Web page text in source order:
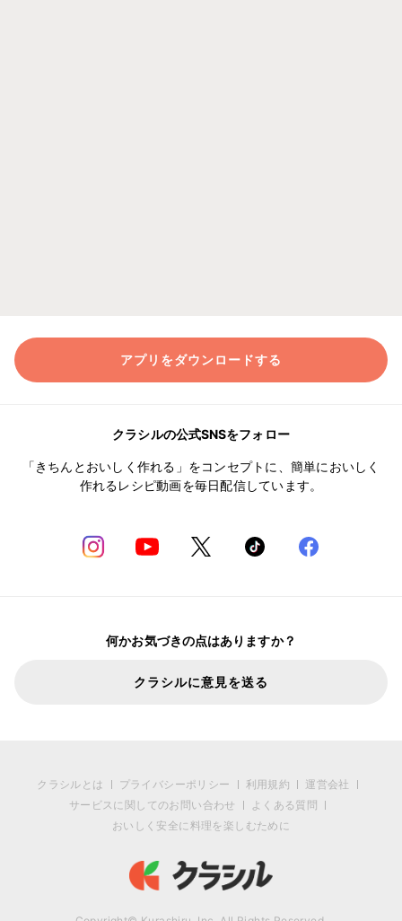
アプリをダウンロードする
クラシルの公式SNSをフォロー
「きちんとおいしく作れる」をコンセプトに、簡単においしく
作れるレシピ動画を毎日配信しています。
何かお気づきの点はありますか？
クラシルに意見を送る
クラシルとは プライバシーポリシー 利用規約
運営会社
サービスに関してのお問い合わせ
よくある質問
おいしく安全に料理を楽しむために